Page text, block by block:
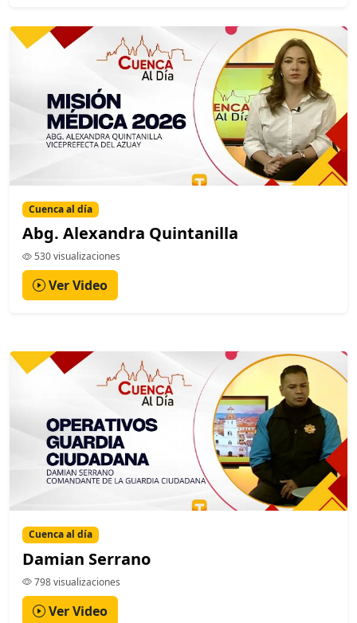
Cuenca al día
Abg. Alexandra Quintanilla
530 visualizaciones
Ver Video
Cuenca al día
Damian Serrano
798 visualizaciones
Ver Video